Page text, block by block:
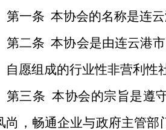
第一条 本协会的名称是连
第二条 本协会是由连云港
自愿组成的行业性非营利性
第三条 本协会的宗旨是遵
尚，畅通企业与政府主管部